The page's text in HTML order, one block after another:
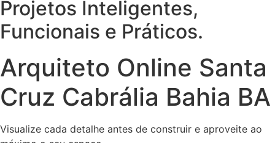
Projetos Inteligentes,
Funcionais e Práticos.
Arquiteto Online Santa
Cruz Cabrália Bahia BA
Visualize cada detalhe antes de construir e aproveite ao